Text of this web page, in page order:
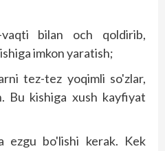
bilan och qoldirib,
imkon yaratish;
tez-tez yoqimli so'zlar,
Bu kishiga xush kayfiyat
ezgu bo'lishi kerak. Kek